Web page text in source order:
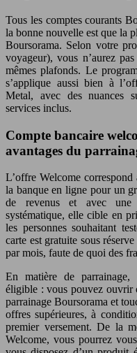
Tous les comptes courants
la bonne nouvelle est que la
Boursorama. Selon votre
voyageur), vous n’aurez
mêmes plafonds. Le
s’applique aussi bien à
Metal, avec des nuances
services inclus.
Compte bancaire
avantages du
L’offre Welcome correspond
la banque en ligne pour un
de revenus et avec une
systématique, elle cible en
les personnes souhaitant
carte est gratuite sous
par mois, faute de quoi des
En matière de
éligible : vous pouvez ouvrir
parrainage Boursorama et
offres supérieures, à
premier versement. De la
Welcome, vous pourrez